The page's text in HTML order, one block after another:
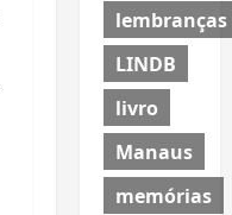
lembranças
LINDB
livro
Manaus
memórias